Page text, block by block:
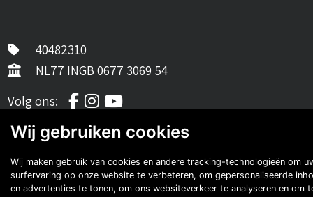
40482310
NL77 INGB 0677 3069 54
Volg ons:
Volg ons op Facebook
Volg ons op Instagram
Volg ons op YouTube
Auto's van onze leden
Wij gebruiken cookies
Wij maken gebruik van cookies en andere tracking-technologieën om
surfervaring op onze website te verbeteren, om gepersonaliseerde
en advertenties te tonen, om ons websiteverkeer te analyseren en om